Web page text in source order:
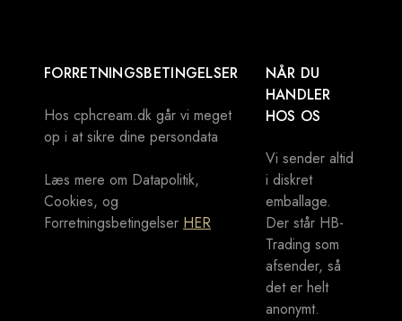
FORRETNINGSBETINGELSER
Hos cphcream.dk går vi meget
op i at sikre dine persondata
Læs mere om Datapolitik,
Cookies, og
Forretningsbetingelser HER
NÅR DU
HANDLER
HOS OS
Vi sender altid
i diskret
emballage.
Der står HB-
Trading som
afsender, så
det er helt
anonymt.